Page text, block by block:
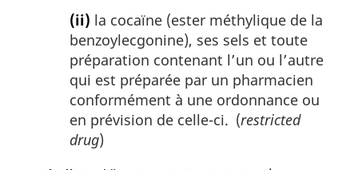
(ii) la cocaïne (ester méthylique de la
benzoylecgonine), ses sels et toute
préparation contenant l’un ou l’autre
qui est préparée par un pharmacien
conformément à une ordonnance ou
en prévision de celle-ci. (restricted
drug)